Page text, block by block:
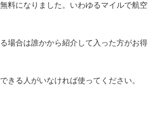
料になりました。いわゆるマイルで航空
場合は誰かから紹介して入った方がお得
きる人がいなければ使ってください。